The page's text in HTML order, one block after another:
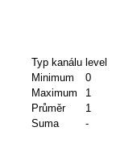
Typ kanálu level
Minimum
0
Maximum
1
Průměr
1
Suma
-